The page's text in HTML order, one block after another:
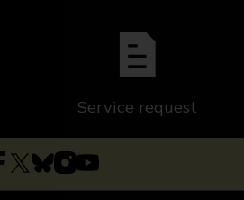
Service request